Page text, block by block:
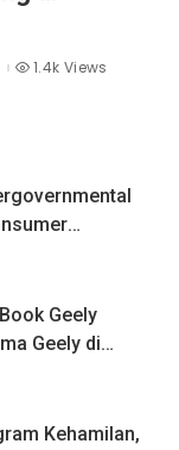
1.4k Views
BPKN RI
dan
Digital
Geely
Geely di
Lebih dari 1,3
Kehamilan,